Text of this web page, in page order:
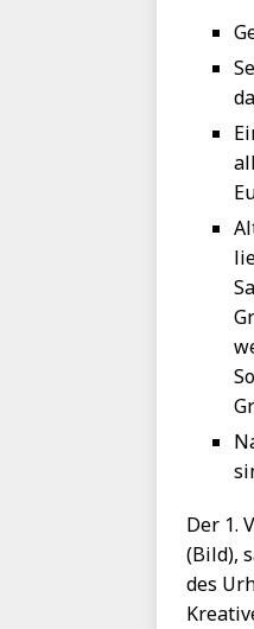
Der 1.
(Bild),
des